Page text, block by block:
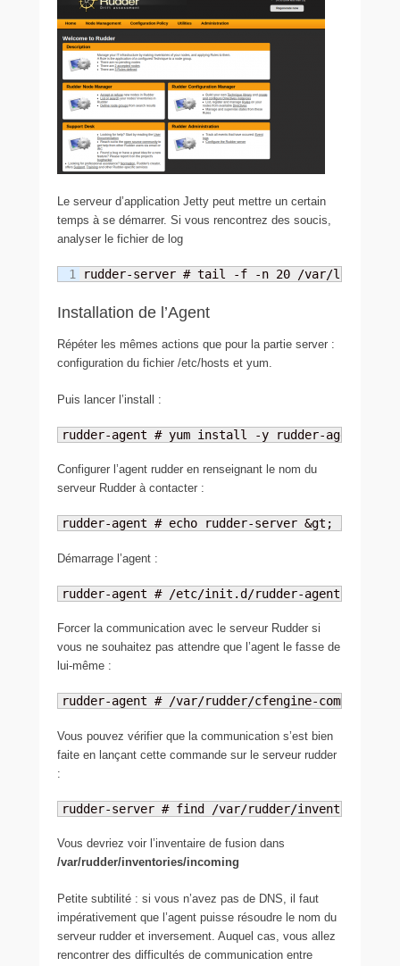
Le serveur d’application Jetty peut mettre un certain
temps à se démarrer. Si vous rencontrez des soucis,
analyser le fichier de log
rudder-server # tail -f -n 20 /var/log/rudder/
Installation de l’Agent
Répéter les mêmes actions que pour la partie server :
configuration du fichier /etc/hosts et yum.
Puis lancer l’install :
rudder-agent # yum install -y rudder-agent
Configurer l’agent rudder en renseignant le nom du
serveur Rudder à contacter :
rudder-agent # echo rudder-server &gt; /var/
Démarrage l’agent :
rudder-agent # /etc/init.d/rudder-agent start
Forcer la communication avec le serveur Rudder si
vous ne souhaitez pas attendre que l’agent le fasse de
lui-même :
rudder-agent # /var/rudder/cfengine-
Vous pouvez vérifier que la communication s’est bien
faite en lançant cette commande sur le serveur rudder
:
rudder-server # find /var/rudder/inventories -
Vous devriez voir l’inventaire de fusion dans
/var/rudder/inventories/incoming
Petite subtilité : si vous n’avez pas de DNS, il faut
impérativement que l’agent puisse résoudre le nom du
serveur rudder et inversement. Auquel cas, vous allez
rencontrer des difficultés de communication entre